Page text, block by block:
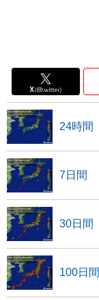
24時間
7日間
30日間
100日間